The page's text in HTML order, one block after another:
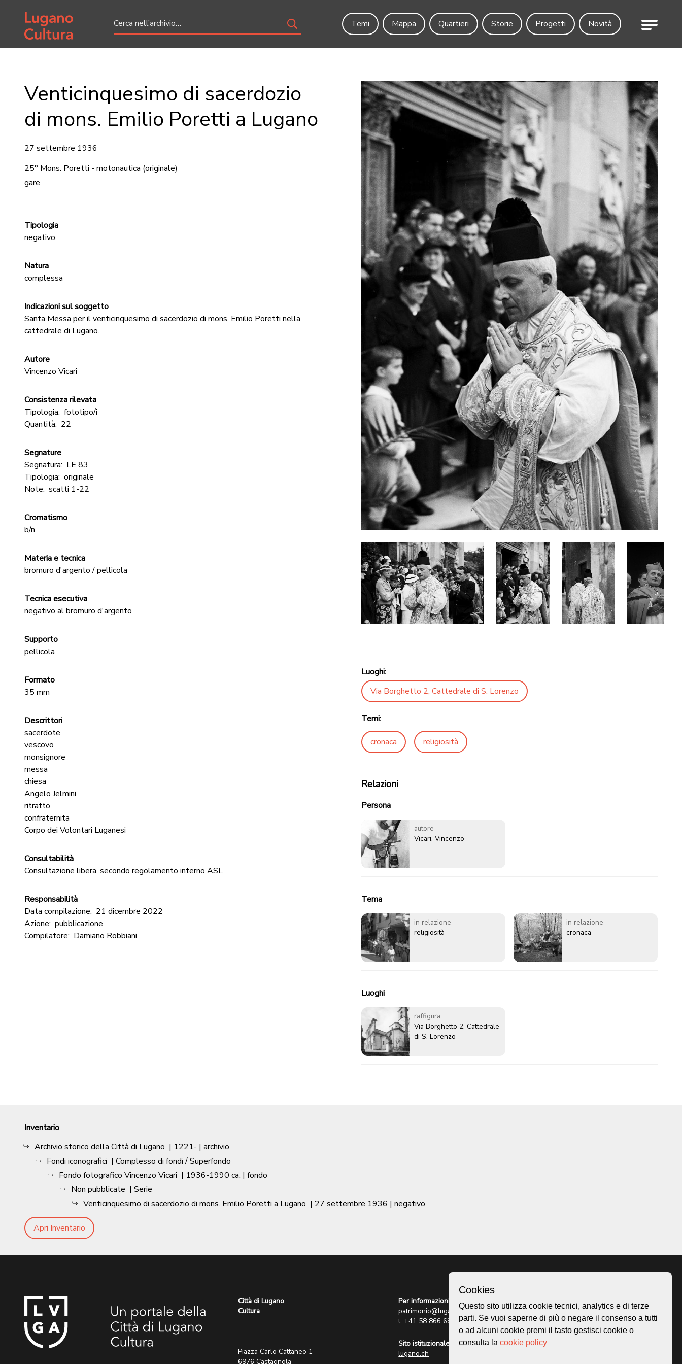
Home page
Temi
Mappa Quartieri Storie Progetti Novità Menu
Venticinquesimo di sacerdozio
di mons. Emilio Poretti a Lugano
27 settembre 1936
25° Mons. Poretti - motonautica (originale)
gare
Tipologia
negativo
Natura
complessa
Indicazioni sul soggetto
Santa Messa per il venticinquesimo di sacerdozio di mons. Emilio Poretti nella
cattedrale di Lugano.
Autore
Vincenzo Vicari
Consistenza rilevata
Tipologia: fototipo/i
Quantità: 22
Segnature
Segnatura: LE 83
Tipologia: originale
Note: scatti 1-22
Cromatismo
b/n
Materia e tecnica
bromuro d'argento / pellicola
Tecnica esecutiva
negativo al bromuro d'argento
Supporto
pellicola
Formato
35 mm
Descrittori
sacerdote
vescovo
monsignore
messa
chiesa
Angelo Jelmini
ritratto
confraternita
Corpo dei Volontari Luganesi
Consultabilità
Consultazione libera, secondo regolamento interno ASL
Responsabilità
Data compilazione: 21 dicembre 2022
Azione: pubblicazione
Compilatore: Damiano Robbiani
Luoghi:
Via Borghetto 2, Cattedrale di S. Lorenzo
Temi:
cronaca religiosità
Relazioni
Persona
autore
Vicari, Vincenzo
Tema
in relazione
religiosità
in relazione
cronaca
Luoghi
raffigura
Via Borghetto 2, Cattedrale
di S. Lorenzo
Inventario
Archivio storico della Città di Lugano | 1221- | archivio
Fondi iconografici | Complesso di fondi / Superfondo
Fondo fotografico Vincenzo Vicari | 1936-1990 ca. | fondo
Non pubblicate | Serie
Venticinquesimo di sacerdozio di mons. Emilio Poretti a Lugano | 27 settembre 1936 | negativo
Apri Inventario
Città di Lugano
Cultura
Piazza Carlo Cattaneo 1
6976 Castagnola
Per informazioni:
patrimonio@lugano.ch
t. +41 58 866 68 50
Sito istituzionale:
lugano.ch
Homepage
Mappa
Storie
Cookies
Questo sito utilizza cookie tecnici, analytics e di terze
parti. Se vuoi saperne di più o negare il consenso a tutti
o ad alcuni cookie premi il tasto gestisci cookie o
consulta la cookie policy